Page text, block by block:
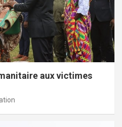
aux victimes